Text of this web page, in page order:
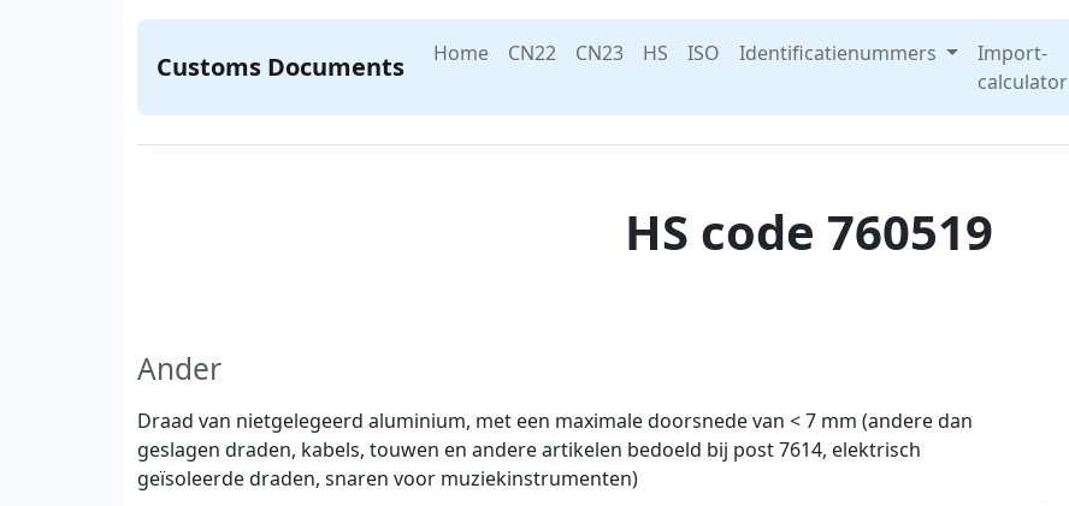
Customs Documents Home CN22 CN23 HS ISO Identificatienummers
Import-
calculator
HS code 760519
Ander
Draad van nietgelegeerd aluminium, met een maximale doorsnede van < 7 mm (andere dan
geslagen draden, kabels, touwen en andere artikelen bedoeld bij post 7614, elektrisch
geïsoleerde draden, snaren voor muziekinstrumenten)